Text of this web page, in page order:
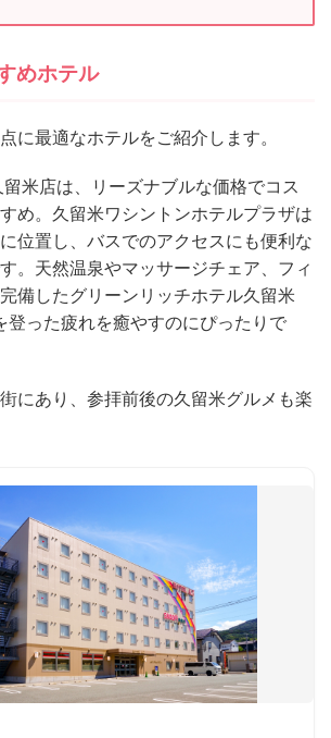
めホテル
に最適なホテルをご紹介します。
米店は、リーズナブルな価格でコス
め。久留米ワシントンホテルプラザは
位置し、バスでのアクセスにも便利な
。天然温泉やマッサージチェア、フィ
備したグリーンリッチホテル久留米
登った疲れを癒やすのにぴったりで
にあり、参拝前後の久留米グルメも楽